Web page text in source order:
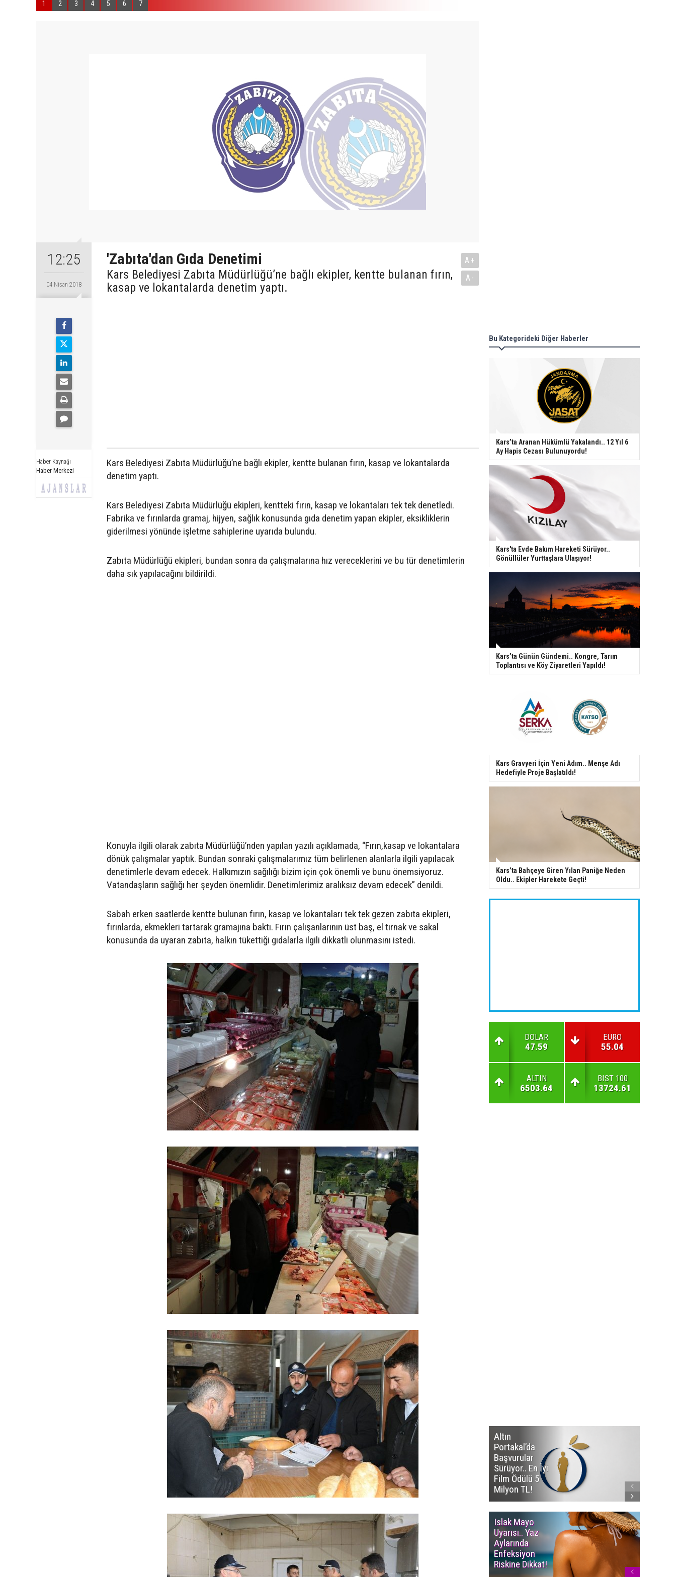
1 2 3 4 5 6 7
12:25
04 Nisan 2018
Haber Kaynağı
Haber Merkezi
'Zabıta'dan Gıda Denetimi
Kars Belediyesi Zabıta Müdürlüğü’ne bağlı ekipler, kentte bulanan fırın,
kasap ve lokantalarda denetim yaptı.
A+
A-
Kars Belediyesi Zabıta Müdürlüğü’ne bağlı ekipler, kentte bulanan fırın, kasap ve lokantalarda
denetim yaptı.
Kars Belediyesi Zabıta Müdürlüğü ekipleri, kentteki fırın, kasap ve lokantaları tek tek denetledi.
Fabrika ve fırınlarda gramaj, hijyen, sağlık konusunda gıda denetim yapan ekipler, eksikliklerin
giderilmesi yönünde işletme sahiplerine uyarıda bulundu.
Zabıta Müdürlüğü ekipleri, bundan sonra da çalışmalarına hız vereceklerini ve bu tür denetimlerin
daha sık yapılacağını bildirildi.
Konuyla ilgili olarak zabıta Müdürlüğü’nden yapılan yazılı açıklamada, “Fırın,kasap ve lokantalara
dönük çalışmalar yaptık. Bundan sonraki çalışmalarımız tüm belirlenen alanlarla ilgili yapılacak
denetimlerle devam edecek. Halkımızın sağılığı bizim için çok önemli ve bunu önemsiyoruz.
Vatandaşların sağlığı her şeyden önemlidir. Denetimlerimiz aralıksız devam edecek” denildi.
Sabah erken saatlerde kentte bulunan fırın, kasap ve lokantaları tek tek gezen zabıta ekipleri,
fırınlarda, ekmekleri tartarak gramajına baktı. Fırın çalışanlarının üst baş, el tırnak ve sakal
konusunda da uyaran zabıta, halkın tükettiği gıdalarla ilgili dikkatli olunmasını istedi.
Bu Kategorideki Diğer Haberler
Kars’ta Aranan Hükümlü Yakalandı.. 12 Yıl 6
Ay Hapis Cezası Bulunuyordu!
Kars'ta Evde Bakım Hareketi Sürüyor..
Gönüllüler Yurttaşlara Ulaşıyor!
Kars’ta Günün Gündemi.. Kongre, Tarım
Toplantısı ve Köy Ziyaretleri Yapıldı!
Kars Gravyeri İçin Yeni Adım.. Menşe Adı
Hedefiyle Proje Başlatıldı!
Kars’ta Bahçeye Giren Yılan Paniğe Neden
Oldu.. Ekipler Harekete Geçti!
DOLAR
47.59
EURO
55.04
ALTIN
6503.64
BIST 100
13724.61
Altın
Portakal’da
Başvurular
Sürüyor.. En İyi
Film Ödülü 5
Milyon TL!
Islak Mayo
Uyarısı.. Yaz
Aylarında
Enfeksiyon
Riskine Dikkat!